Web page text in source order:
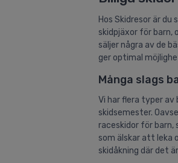
Hos Skidresor är
skidpjäxor för barn,
säljer några av de
ger optimal
Många slags
Vi har flera typer av
skidsemester.
raceskidor för barn,
som älskar att leka
skidåkning där det